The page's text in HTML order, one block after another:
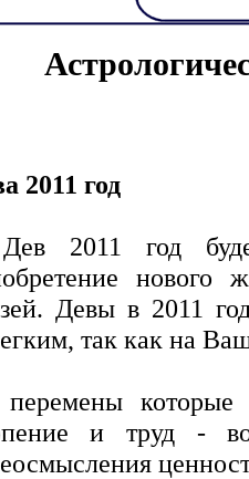
2011 год
2011 год
нового
Девы в 2011
так как на
которые
и труд -